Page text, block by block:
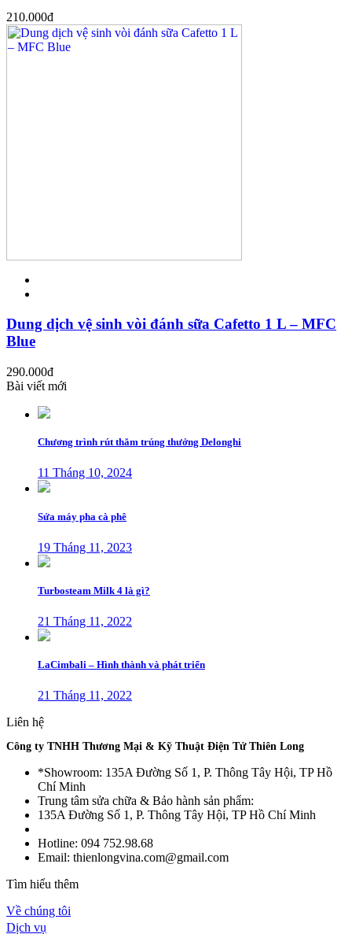
210.000đ
Dung dịch vệ sinh vòi đánh sữa Cafetto 1 L – MFC
Blue
290.000đ
Bài viết mới
Chương trình rút thăm trúng thưởng Delonghi
11 Tháng 10, 2024
Sửa máy pha cà phê
19 Tháng 11, 2023
Turbosteam Milk 4 là gì?
21 Tháng 11, 2022
LaCimbali – Hình thành và phát triển
21 Tháng 11, 2022
Liên hệ
Công ty TNHH Thương Mại & Kỹ Thuật Điện Tử Thiên Long
*Showroom: 135A Đường Số 1, P. Thông Tây Hội, TP Hồ
Chí Minh
Trung tâm sửa chữa & Bảo hành sản phẩm:
135A Đường Số 1, P. Thông Tây Hội, TP Hồ Chí Minh
Hotline: 094 752.98.68
Email: thienlongvina.com@gmail.com
Tìm hiểu thêm
Về chúng tôi
Dịch vụ